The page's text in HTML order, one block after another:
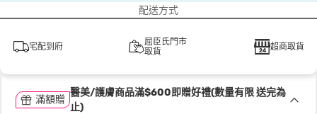
配送方式
宅配到府
屈臣氏門市
取貨
超商取貨
滿額贈
醫美/護膚商品滿$600即贈好禮(數量有限 送完為
止)